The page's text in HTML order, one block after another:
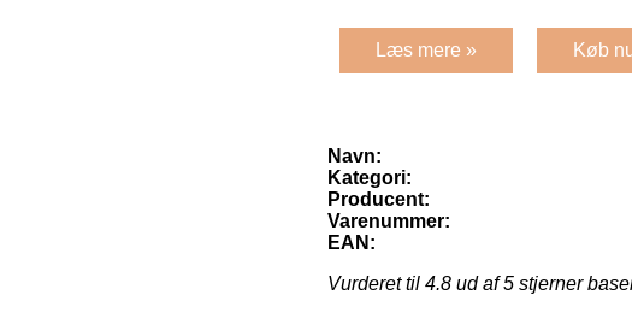
Læs mere » Køb
Navn:
Kategori:
Producent:
Varenummer:
EAN:
Vurderet til 4.8 ud af 5 stjerner